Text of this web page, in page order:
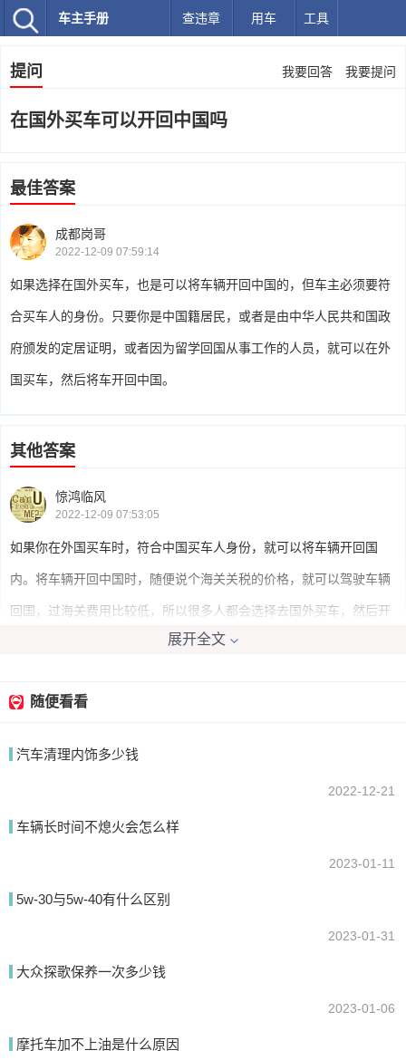
车主手册 查违章 用车 工具
提问 我要回答 我要提问
在国外买车可以开回中国吗
最佳答案
成都岗哥
2022-12-09 07:59:14
如果选择在国外买车，也是可以将车辆开回中国的，但车主必须要符
合买车人的身份。只要你是中国籍居民，或者是由中华人民共和国政
府颁发的定居证明，或者因为留学回国从事工作的人员，就可以在外
国买车，然后将车开回中国。
其他答案
惊鸿临风
2022-12-09 07:53:05
如果你在外国买车时，符合中国买车人身份，就可以将车辆开回国
内。将车辆开回中国时，随便说个海关关税的价格，就可以驾驶车辆
回国，过海关费用比较低，所以很多人都会选择去国外买车，然后开
逊逊
是可以的，但需要高额的手续费和过关费。在境外买车，要使用外商
自带车的形式申请进口许可，以外国人的名义申请进口，然后正常的
缴纳各种综合税费，正常到车管所上牌照，然后正常使用，海关监管
展开全文
随便看看
汽车清理内饰多少钱
2022-12-21
车辆长时间不熄火会怎么样
2023-01-11
5w-30与5w-40有什么区别
2023-01-31
大众探歌保养一次多少钱
2023-01-06
摩托车加不上油是什么原因